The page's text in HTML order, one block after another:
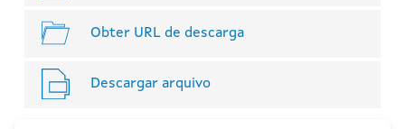
Obter URL de descarga
Descargar arquivo